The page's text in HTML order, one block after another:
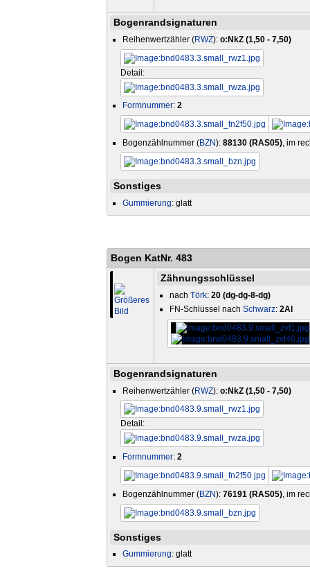
Bogenrandsignaturen
Reihenwertzähler (RWZ): o:NkZ (1,50 - 7,50)
Detail:
Formnummer: 2
Bogenzählnummer (BZN): 88130 (RAS05), im
Sonstiges
Gummierung: glatt
Bogen KatNr. 483
Zähnungsschlüssel
nach Törk: 20 (dg-dg-8-dg)
FN-Schlüssel nach Schwarz: 2Al
Bogenrandsignaturen
Reihenwertzähler (RWZ): o:NkZ (1,50 - 7,50)
Detail:
Formnummer: 2
Bogenzählnummer (BZN): 76191 (RAS05), im
Sonstiges
Gummierung: glatt